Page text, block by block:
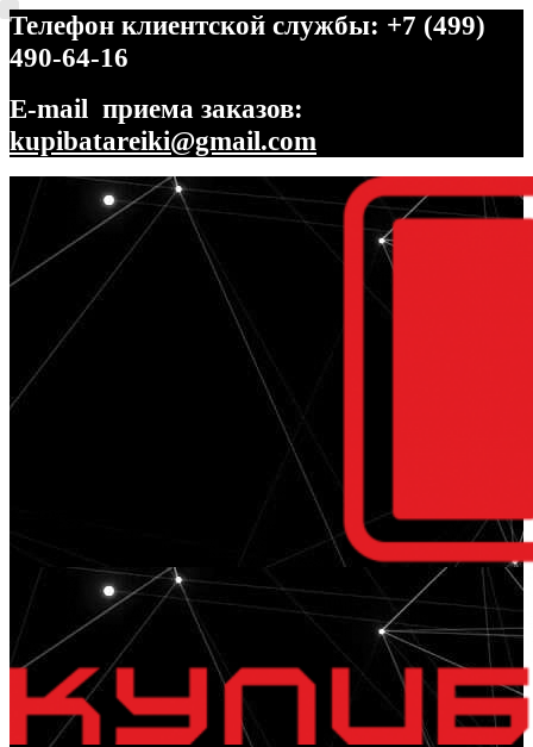
Телефон клиентской службы: +7 (499)
490-64-16
E-mail приема заказов:
kupibatareiki@gmail.com
Перейти
навигации
Перейти
содержимому